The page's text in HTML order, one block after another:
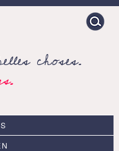
Search
for:
choses.